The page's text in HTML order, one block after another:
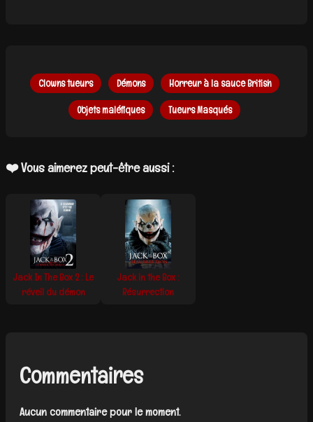
Clowns tueurs Démons Horreur à la sauce British
Objets maléfiques Tueurs Masqués
❤️ Vous aimerez peut-être aussi :
Jack In The Box 2 : Le
réveil du démon
Jack in the Box :
Résurrection
Commentaires
Aucun commentaire pour le moment.